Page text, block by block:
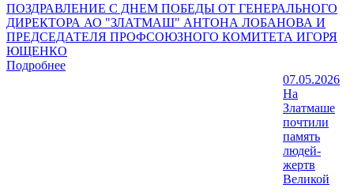
ПОЗДРАВЛЕНИЕ С ДНЕМ ПОБЕДЫ ОТ ГЕНЕРАЛЬНОГО
ДИРЕКТОРА АО "ЗЛАТМАШ" АНТОНА ЛОБАНОВА И
ПРЕДСЕДАТЕЛЯ ПРОФСОЮЗНОГО КОМИТЕТА ИГОРЯ
ЮЩЕНКО
Подробнее
07.05.2026
На
Златмаше
почтили
память
людей-
жертв
Великой